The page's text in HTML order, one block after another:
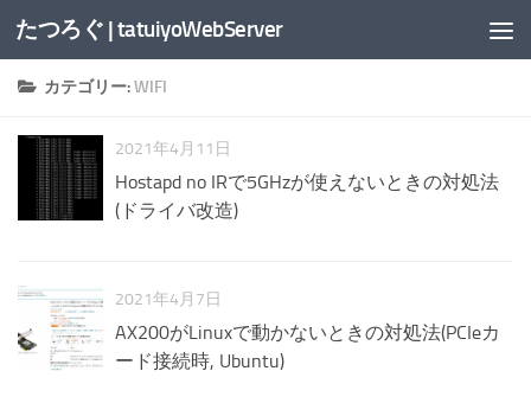
コンテンツへスキップ
たつろぐ | tatuiyoWebServer
カテゴリー:WIFI
2021年4月11日
Hostapd no IRで5GHzが使えないときの対処法
(ドライバ改造)
2021年4月7日
AX200がLinuxで動かないときの対処法(PCIeカ
ード接続時, Ubuntu)